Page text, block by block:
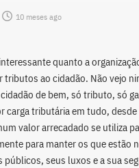
10 meses ago
quanto a
tributos ao cidadão. Não vejo
de bem, só tributo, só
carga tributária em tudo, desde
valor arrecadado se utiliza
para manter os que estão
públicos, seus luxos e a sua